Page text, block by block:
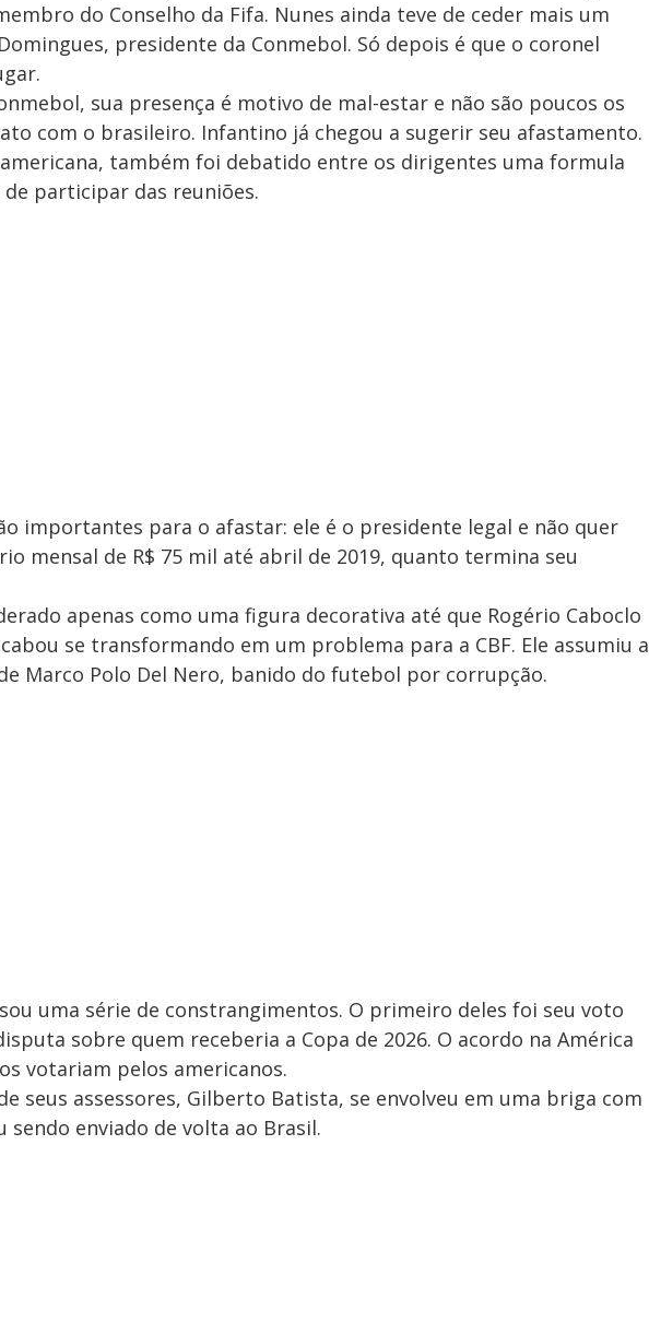
do Conselho da Fifa. Nunes ainda teve de ceder mais um
presidente da Conmebol. Só depois é que o coronel
sua presença é motivo de mal-estar e não são poucos os
com o brasileiro. Infantino já chegou a sugerir seu afastamento.
americana, também foi debatido entre os dirigentes uma formula
de participar das reuniões.
importantes para o afastar: ele é o presidente legal e não quer
mensal de R$ 75 mil até abril de 2019, quanto termina seu
apenas como uma figura decorativa até que Rogério Caboclo
se transformando em um problema para a CBF. Ele assumiu a
Marco Polo Del Nero, banido do futebol por corrupção.
uma série de constrangimentos. O primeiro deles foi seu voto
sobre quem receberia a Copa de 2026. O acordo na América
votariam pelos americanos.
seus assessores, Gilberto Batista, se envolveu em uma briga com
sendo enviado de volta ao Brasil.